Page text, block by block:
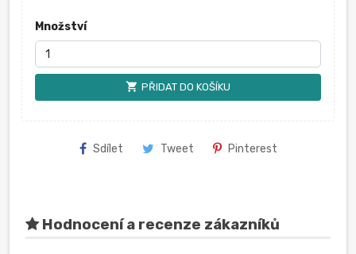
Množství
shopping_cart PŘIDAT DO KOŠÍKU
Sdílet Tweet Pinterest
Hodnocení a recenze zákazníků